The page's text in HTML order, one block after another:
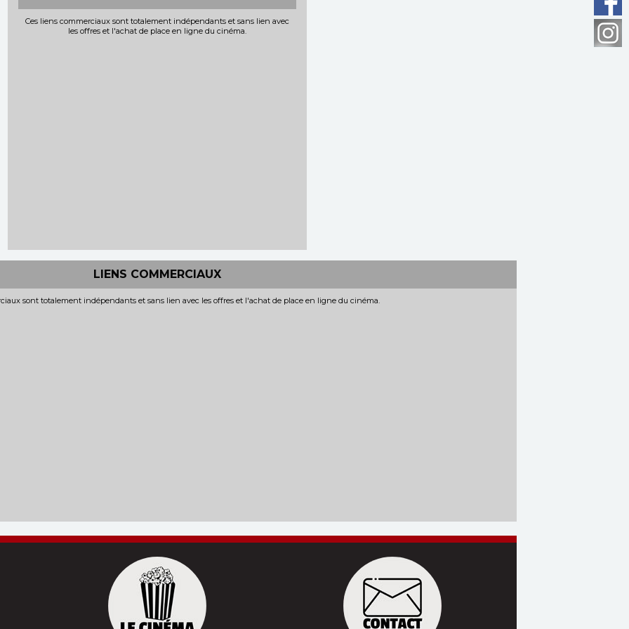
Ces liens commerciaux sont totalement indépendants et sans lien avec
les offres et l'achat de place en ligne du cinéma.
LIENS COMMERCIAUX
sont totalement indépendants et sans lien avec les offres et l'achat de place en ligne du cinéma.